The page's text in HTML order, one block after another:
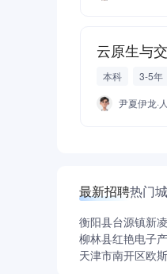
云原生与
本科 3-5年
尹夏伊龙·
最新招聘热门
衡阳县台源镇新
柳林县红艳电子
天津市南开区欧